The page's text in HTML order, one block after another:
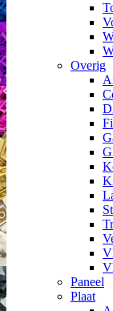
Overig
Paneel
Plaat